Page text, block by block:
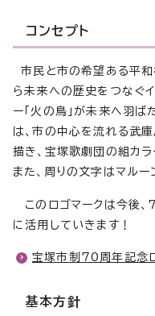
コンセプト
市民と市の希望ある平和
ら未来への歴史をつなぐ
ー「火の鳥」が未来へ羽ば
は、市の中心を流れる武
描き、宝塚歌劇団の組カラ
また、周りの文字はマルー
このロゴマークは今後
に活用していきます！
宝塚市制70周年記念
基本方針